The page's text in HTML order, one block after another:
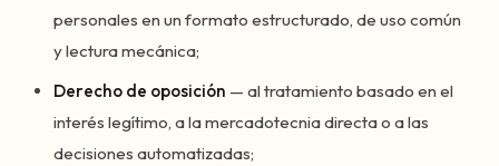
personales en un formato estructurado, de uso común
y lectura mecánica;
Derecho de oposición — al tratamiento basado en el
interés legítimo, a la mercadotecnia directa o a las
decisiones automatizadas;